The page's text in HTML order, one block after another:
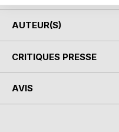
AUTEUR(S)
CRITIQUES PRESSE
AVIS